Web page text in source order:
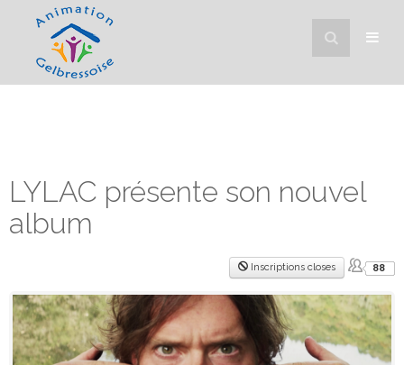
LYLAC présente son nouvel
album
Inscriptions closes 88